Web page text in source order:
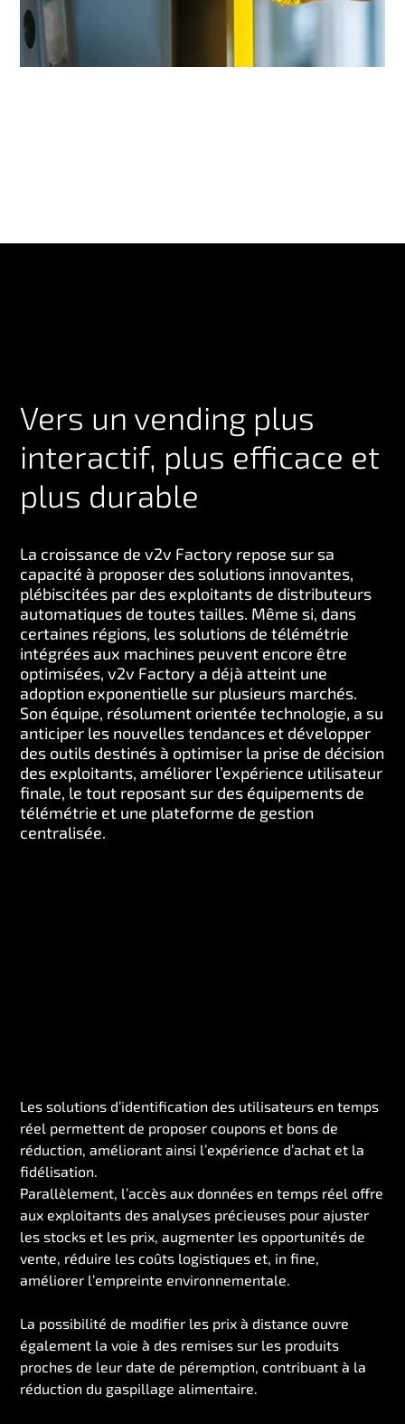
Vers un vending plus
interactif, plus efficace et
plus durable
La croissance de v2v Factory repose sur sa
capacité à proposer des solutions innovantes,
plébiscitées par des exploitants de distributeurs
automatiques de toutes tailles. Même si, dans
certaines régions, les solutions de télémétrie
intégrées aux machines peuvent encore être
optimisées, v2v Factory a déjà atteint une
adoption exponentielle sur plusieurs marchés.
Son équipe, résolument orientée technologie, a su
anticiper les nouvelles tendances et développer
des outils destinés à optimiser la prise de décision
des exploitants, améliorer l’expérience utilisateur
finale, le tout reposant sur des équipements de
télémétrie et une plateforme de gestion
centralisée.
Les solutions d’identification des utilisateurs en temps
réel permettent de proposer coupons et bons de
réduction, améliorant ainsi l’expérience d’achat et la
fidélisation.
Parallèlement, l’accès aux données en temps réel offre
aux exploitants des analyses précieuses pour ajuster
les stocks et les prix, augmenter les opportunités de
vente, réduire les coûts logistiques et, in fine,
améliorer l’empreinte environnementale.
La possibilité de modifier les prix à distance ouvre
également la voie à des remises sur les produits
proches de leur date de péremption, contribuant à la
réduction du gaspillage alimentaire.